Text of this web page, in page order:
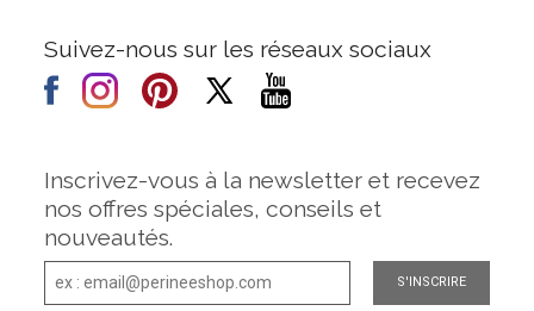
Suivez-nous sur les réseaux sociaux
Inscrivez-vous à la newsletter et recevez
nos offres spéciales, conseils et
nouveautés.
S'INSCRIRE